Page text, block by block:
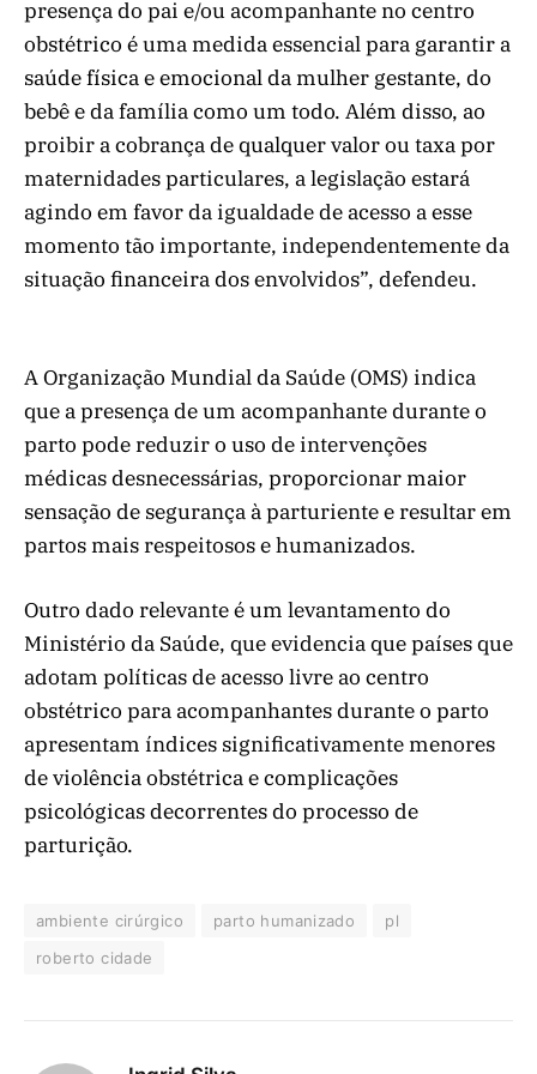
presença do pai e/ou acompanhante no centro
obstétrico é uma medida essencial para garantir a
saúde física e emocional da mulher gestante, do
bebê e da família como um todo. Além disso, ao
proibir a cobrança de qualquer valor ou taxa por
maternidades particulares, a legislação estará
agindo em favor da igualdade de acesso a esse
momento tão importante, independentemente da
situação financeira dos envolvidos”, defendeu.
A Organização Mundial da Saúde (OMS) indica
que a presença de um acompanhante durante o
parto pode reduzir o uso de intervenções
médicas desnecessárias, proporcionar maior
sensação de segurança à parturiente e resultar em
partos mais respeitosos e humanizados.
Outro dado relevante é um levantamento do
Ministério da Saúde, que evidencia que países que
adotam políticas de acesso livre ao centro
obstétrico para acompanhantes durante o parto
apresentam índices significativamente menores
de violência obstétrica e complicações
psicológicas decorrentes do processo de
parturição.
ambiente cirúrgico parto humanizado
pl
roberto cidade